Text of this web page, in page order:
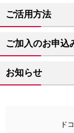
ご活用方法
ご加入のお申込
お知らせ
ド